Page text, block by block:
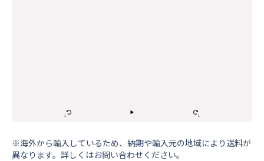
※海外から輸⼊しているため、納期や輸⼊元の地域により送料が
異なります。詳しくはお問い合わせください。